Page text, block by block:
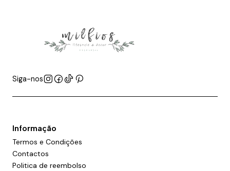
Siga-nos
Informação
Termos e Condições
Contactos
Politica de reembolso